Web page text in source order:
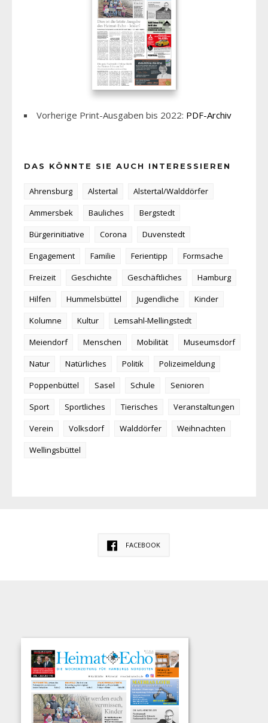
Vorherige Print-Ausgaben bis 2022: PDF-Archiv
DAS KÖNNTE SIE AUCH INTERESSIEREN
Ahrensburg Alstertal
Alstertal/Walddörfer
Ammersbek
Bauliches
Bergstedt
Bürgerinitiative
Corona
Duvenstedt
Engagement
Familie Ferientipp
Formsache
Freizeit
Geschichte Geschäftliches
Hamburg
Hilfen
Hummelsbüttel Jugendliche
Kinder
Kolumne
Kultur
Lemsahl-Mellingstedt
Meiendorf
Menschen Mobilität
Museumsdorf
Natur
Natürliches Politik
Polizeimeldung
Poppenbüttel
Sasel Schule
Senioren
Sport
Sportliches Tierisches
Veranstaltungen
Verein
Volksdorf Walddörfer
Weihnachten
Wellingsbüttel
FACEBOOK